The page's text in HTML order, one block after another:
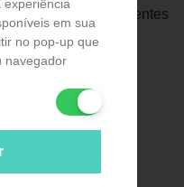
experiência
em sua
no pop-up que
navegador
com os ingredientes
Negra.
que mimetiza os